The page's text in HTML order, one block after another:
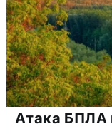
Атака БПЛА